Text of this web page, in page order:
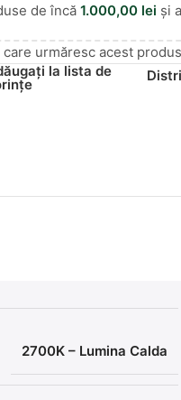
de încă1.000,00 lei și
care urmăresc acest
la lista de
2700K – Lumina Calda